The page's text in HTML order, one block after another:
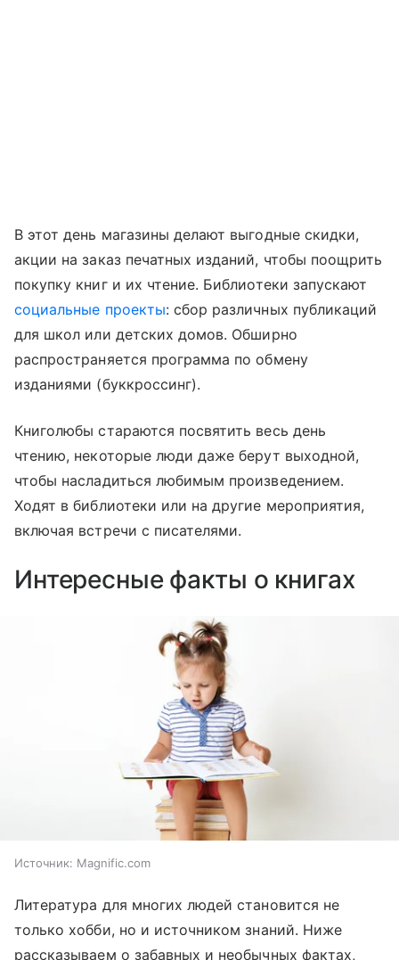
В этот день магазины делают выгодные скидки,
акции на заказ печатных изданий, чтобы поощрить
покупку книг и их чтение. Библиотеки запускают
социальные проекты: сбор различных публикаций
для школ или детских домов. Обширно
распространяется программа по обмену
изданиями (буккроссинг).
Книголюбы стараются посвятить весь день
чтению, некоторые люди даже берут выходной,
чтобы насладиться любимым произведением.
Ходят в библиотеки или на другие мероприятия,
включая встречи с писателями.
Интересные факты о книгах
Источник: Magnific.com
Литература для многих людей становится не
только хобби, но и источником знаний. Ниже
рассказываем о забавных и необычных фактах,